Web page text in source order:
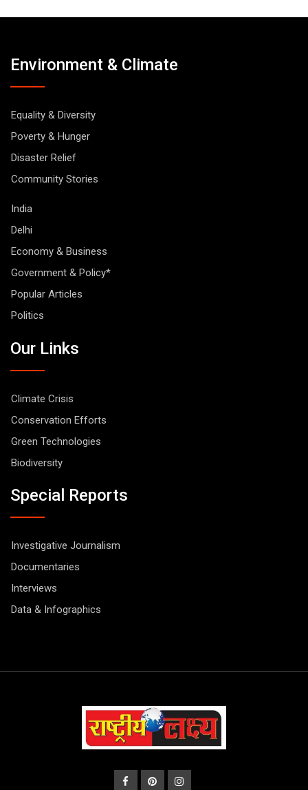
Environment & Climate
Equality & Diversity
Poverty & Hunger
Disaster Relief
Community Stories
India
Delhi
Economy & Business
Government & Policy*
Popular Articles
Politics
Our Links
Climate Crisis
Conservation Efforts
Green Technologies
Biodiversity
Special Reports
Investigative Journalism
Documentaries
Interviews
Data & Infographics